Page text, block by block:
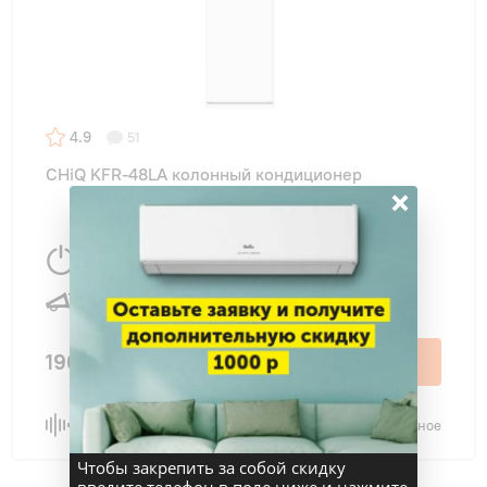
4.9 51
CHiQ KFR-48LA колонный кондиционер
14000 Вт 90 м2
53 дБ
190 000 ₽
Сравнить В избранное
×
Чтобы закрепить за собой скидку